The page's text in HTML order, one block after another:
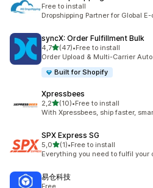
Free to install
Dropshipping Partner for Global
syncX: Order Fulfillment Bulk
4,7de 5 estrelas
(47)
47 total de avaliações
•Free to install
Order Upload & Multi-Carrier
Built for Shopify
Xpressbees
2,2de 5 estrelas
(10)
10 total de avaliações
•Free to install
With Xpressbees, ship faster,
SPX Express SG
5,0de 5 estrelas
(1)
1 total de avaliações
•Free to install
Everything you need to fulfil your
易仓科技
Free